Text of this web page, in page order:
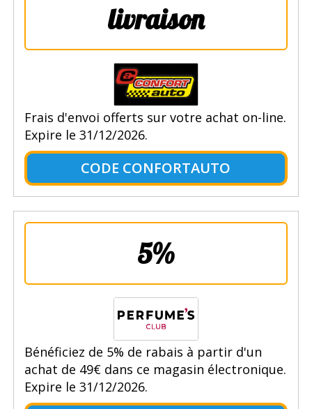
livraison
Frais d'envoi offerts sur votre achat on-line.
Expire le 31/12/2026.
CODE CONFORTAUTO
5%
Bénéficiez de 5% de rabais à partir d'un
achat de 49€ dans ce magasin électronique.
Expire le 31/12/2026.